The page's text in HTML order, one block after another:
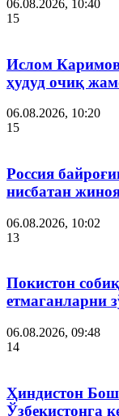
06.08.2026, 10:40
15
Ислом
ҳудуд очиқ
06.08.2026, 10:20
15
Россия
нисбатан
06.08.2026, 10:02
13
Покистон
етмаганларни
06.08.2026, 09:48
14
Ҳиндистон
Ўзбекистонга